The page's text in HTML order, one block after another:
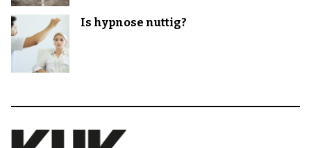
Is hypnose nuttig?